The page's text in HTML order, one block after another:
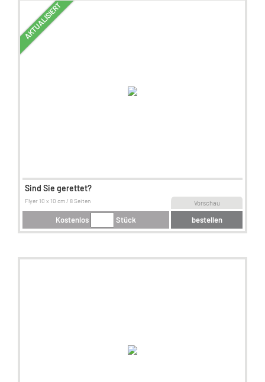
AKTUALISIERT
Sind Sie gerettet?
Vorschau
Flyer 10 x 10 cm / 8 Seiten
Kostenlos Stück bestellen